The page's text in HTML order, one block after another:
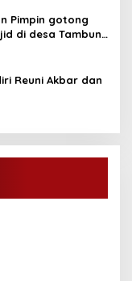
Pimpin gotong
di desa Tambun
kabupaten tebo
Reuni Akbar dan
Dalam